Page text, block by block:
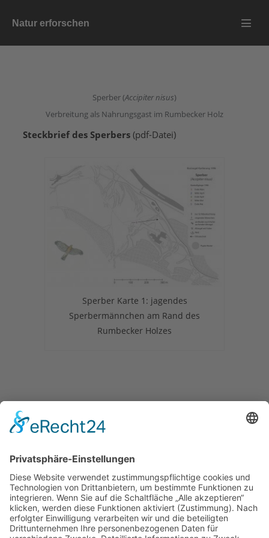
InhaltNatur erforschen
Sperber (Accipiter nisus)
Verbreitung als Nahrungsgast im Rumbecker Holz
Steckbrief des Sperbers(pdf-Datei)
Sperber Karte 1: jagendes
Sperbermännchen am Rand des
Rumbecker Holzes
Herausgeber
Datenschutz
Impressum